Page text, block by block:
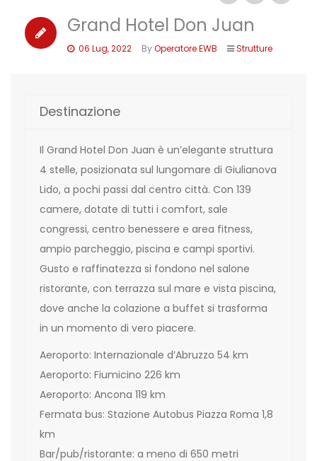
Grand Hotel Don Juan
06 Lug, 2022 ByOperatore EWB Strutture
Destinazione
Il Grand Hotel Don Juan è un’elegante struttura
4 stelle, posizionata sul lungomare di Giulianova
Lido, a pochi passi dal centro città. Con 139
camere, dotate di tutti i comfort, sale
congressi, centro benessere e area fitness,
ampio parcheggio, piscina e campi sportivi.
Gusto e raffinatezza si fondono nel salone
ristorante, con terrazza sul mare e vista piscina,
dove anche la colazione a buffet si trasforma
in un momento di vero piacere.
Aeroporto: Internazionale d’Abruzzo 54 km
Aeroporto: Fiumicino 226 km
Aeroporto: Ancona 119 km
Fermata bus: Stazione Autobus Piazza Roma 1,8
km
Bar/pub/ristorante: a meno di 650 metri